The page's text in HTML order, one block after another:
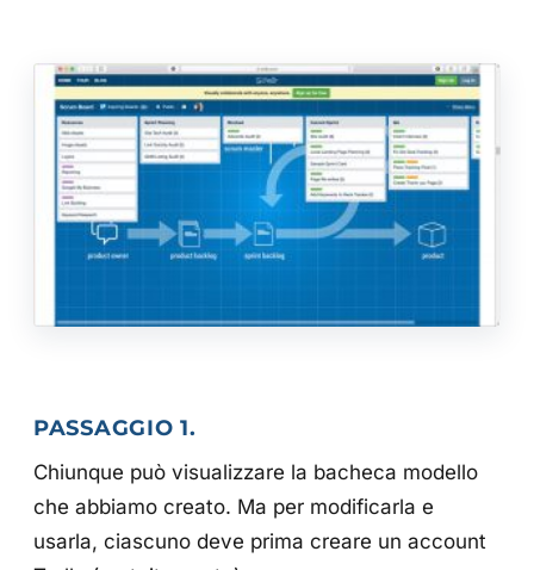
PASSAGGIO 1.
Chiunque può visualizzare la bacheca modello
che abbiamo creato. Ma per modificarla e
usarla, ciascuno deve prima creare un account